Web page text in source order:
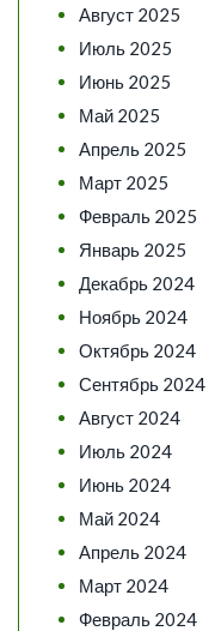
Август 2025
Июль 2025
Июнь 2025
Май 2025
Апрель 2025
Март 2025
Февраль 2025
Январь 2025
Декабрь 2024
Ноябрь 2024
Октябрь 2024
Сентябрь 2024
Август 2024
Июль 2024
Июнь 2024
Май 2024
Апрель 2024
Март 2024
Февраль 2024